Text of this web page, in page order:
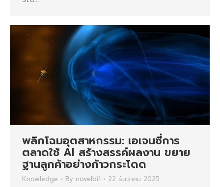
พลิกโฉมอุตสาหกรรม: เอเจนซี่การ
ตลาดใช้ AI สร้างสรรค์ผลงาน ขยาย
ฐานลูกค้าอย่างก้าวกระโดด
Knowledge By novelbi1 22 ธันวาคม 2025